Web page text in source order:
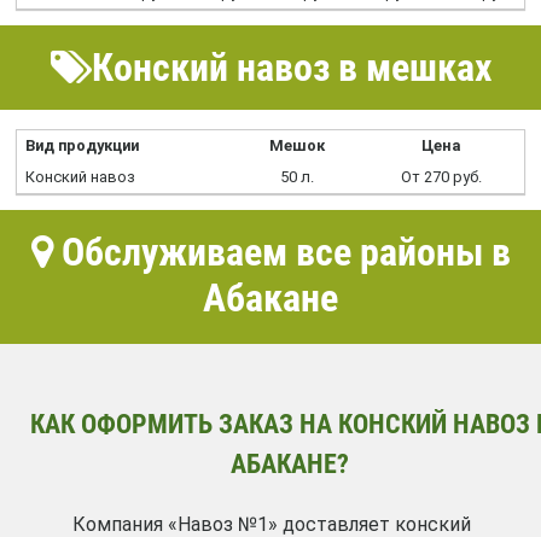
Конский навоз в мешках
Вид продукции Мешок
Цена
Конский навоз
50 л. От 270 руб.
Обслуживаем все районы в
Абакане
КАК ОФОРМИТЬ ЗАКАЗ НА КОНСКИЙ НАВОЗ
АБАКАНЕ?
Компания «Навоз №1» доставляет конский